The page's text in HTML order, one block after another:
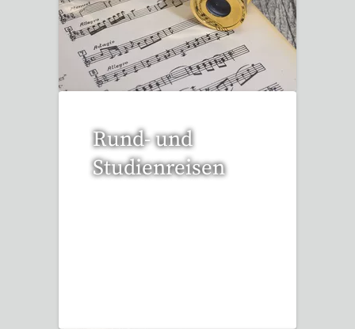
53 Reisen gefunden
Rund- und
Studienreisen